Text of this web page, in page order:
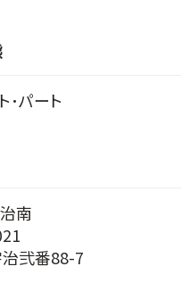
･パート
南
0021
治弐番88-7